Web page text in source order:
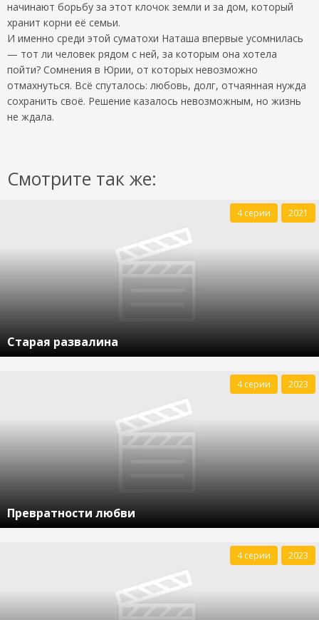
начинают борьбу за этот клочок земли и за дом, который
хранит корни её семьи.
И именно среди этой суматохи Наташа впервые усомнилась
— тот ли человек рядом с ней, за которым она хотела
пойти? Сомнения в Юрии, от которых невозможно
отмахнуться. Всё спуталось: любовь, долг, отчаянная нужда
сохранить своё. Решение казалось невозможным, но жизнь
не ждала.
Смотрите так же:
Старая развалина
4 серии 2021
Превратности любви
4 серии 2023
4 серии 2023